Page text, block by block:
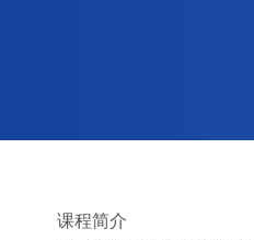
课程简介